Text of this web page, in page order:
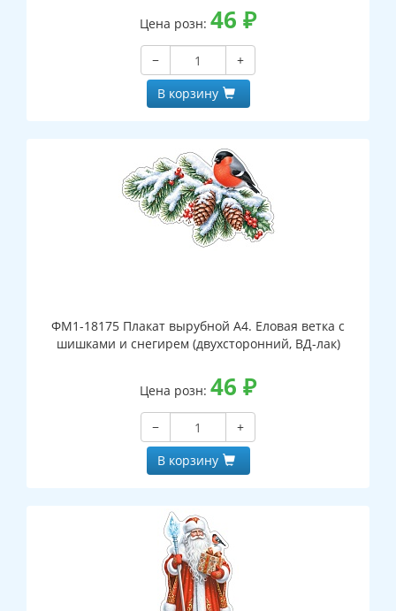
Цена розн: 46 ₽
−
+
В корзину
ФМ1-18175 Плакат вырубной А4. Еловая ветка с
шишками и снегирем (двухсторонний, ВД-лак)
Цена розн: 46 ₽
−
+
В корзину